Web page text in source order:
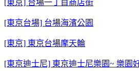
[東京] 台場一丁目商店街
[東京台場] 台場海濱公園
[東京] 東京台場摩天輪
[東京迪士尼] 東京迪士尼樂園~ 樂園